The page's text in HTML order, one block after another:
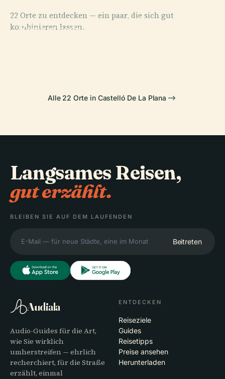
22 Orte zu entdecken — ein paar, die sich gut
kombinieren lassen.
PLACE
Konkathedrale
PLACE
PLACE
PLACE
Alle 22 Orte in Castelló De La Plana
Langsames Reisen,
gut erzählt.
BLEIBEN SIE AUF DEM LAUFENDEN
Beitreten
Audiala
Audio-Guides für die Art,
wie Sie wirklich
umherstreifen — ehrlich
recherchiert, für die Straße
erzählt, einmal
ENTDECKEN
Reiseziele
Guides
Reisetipps
Preise ansehen
Herunterladen